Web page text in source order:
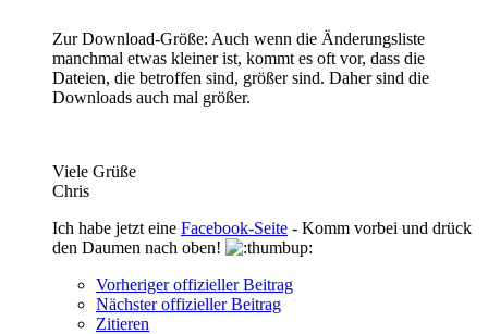
Zur Download-Größe: Auch wenn die Änderungsliste
manchmal etwas kleiner ist, kommt es oft vor, dass die
Dateien, die betroffen sind, größer sind. Daher sind die
Downloads auch mal größer.
Viele Grüße
Chris
Ich habe jetzt eine Facebook-Seite - Komm vorbei und drück
den Daumen nach oben!
Vorheriger offizieller Beitrag
Nächster offizieller Beitrag
Zitieren